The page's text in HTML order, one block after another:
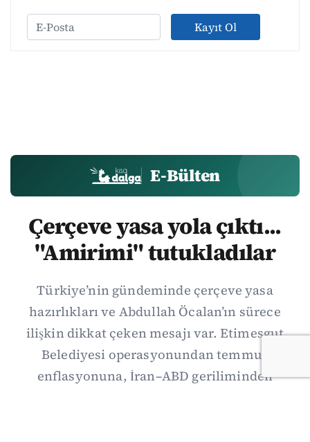
Kayıt Ol
E-Bülten
Çerçeve yasa yola çıktı...
"Amirimi" tutukladılar
Türkiye’nin gündeminde çerçeve yasa
hazırlıkları ve Abdullah Öcalan’ın sürece
ilişkin dikkat çeken mesajı var. Etimesgut
Belediyesi operasyonundan temmuz
enflasyonuna, İran–ABD geriliminden